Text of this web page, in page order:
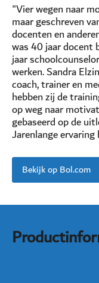
"Vier wegen naar
maar geschreven
docenten en
was 40 jaar docent
jaar
werken. Sandra
coach, trainer en
hebben zij de
op weg naar
gebaseerd op de
Jarenlange
Bekijk op Bol.com